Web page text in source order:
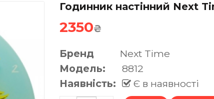
Годинник настінний Next
2350₴
Бренд
Next Time
Модель:
8812
Наявність:
Є в наявності